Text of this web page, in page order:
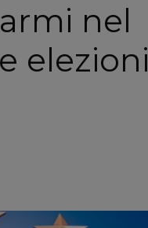
nel
elezioni